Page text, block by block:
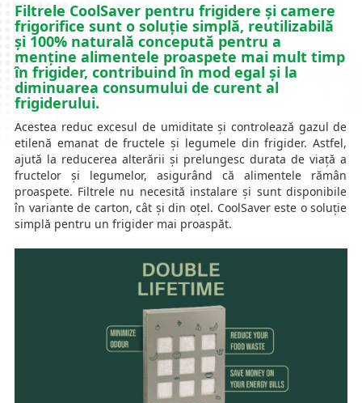
Filtrele CoolSaver pentru frigidere și camere
frigorifice sunt o soluție simplă, reutilizabilă
și 100% naturală concepută pentru a
menține alimentele proaspete mai mult timp
în frigider, contribuind în mod egal și la
diminuarea consumului de curent al
frigiderului.
Acestea reduc excesul de umiditate și controlează gazul de
etilenă emanat de fructele și legumele din frigider. Astfel,
ajută la reducerea alterării și prelungesc durata de viață a
fructelor și legumelor, asigurând că alimentele rămân
proaspete. Filtrele nu necesită instalare și sunt disponibile
în variante de carton, cât și din oțel. CoolSaver este o soluție
simplă pentru un frigider mai proaspăt.